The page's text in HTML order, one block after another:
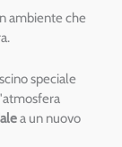
ambiente che
speciale
a un nuovo